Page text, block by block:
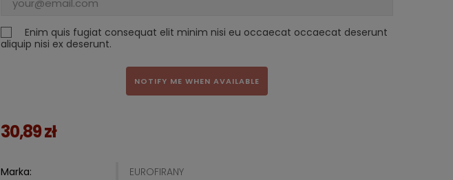
Enim quis fugiat consequat elit minim nisi eu occaecat occaecat deserunt
aliquip nisi ex deserunt.
NOTIFY ME WHEN AVAILABLE
30,89 zł
Marka:
EUROFIRANY